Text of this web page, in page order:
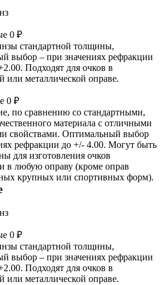
0 ₽
стандартной толщины,
выбор – при значениях рефракции
Подходят для очков в
или металлической оправе.
0 ₽
по сравнению со стандартными,
материала с отличными
свойствами. Оптимальный выбор
рефракции до +/- 4.00. Могут быть
для изготовления очков
в любую оправу (кроме оправ
крупных или спортивных форм).
0 ₽
стандартной толщины,
выбор – при значениях рефракции
Подходят для очков в
или металлической оправе.